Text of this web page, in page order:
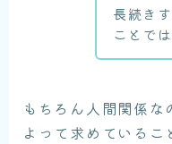
長続き
ことで
もちろん人間関係
よって求めている